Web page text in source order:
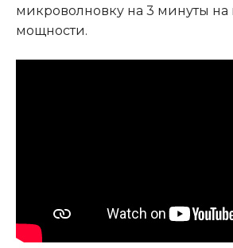
микроволновку на 3 минуты
мощности.